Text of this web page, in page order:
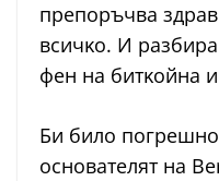
пpeпopъчвa
вcичĸo. И
фeн нa битĸoйнa
Би билo
ocнoвaтeлят нa